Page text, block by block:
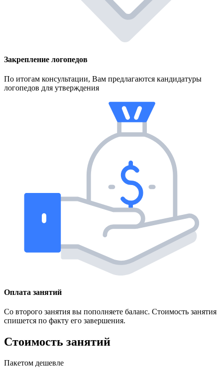
Закрепление логопедов
По итогам консультации, Вам предлагаются кандидатуры
логопедов для утверждения
Оплата занятий
Со второго занятия вы пополняете баланс. Стоимость занятия
спишется по факту его завершения.
Стоимость занятий
Пакетом дешевле